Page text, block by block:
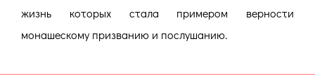
жизнь которых стала примером верности
монашескому призванию и послушанию.